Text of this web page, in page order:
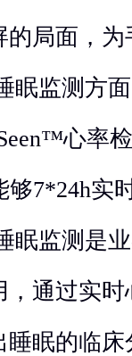
局面，
眠监测方
心率
够7*24h实
眠监测是
通过实
睡眠的临